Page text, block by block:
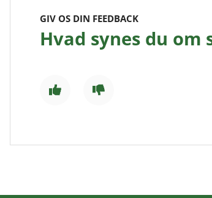
GIV OS DIN FEEDBACK
Hvad synes du om